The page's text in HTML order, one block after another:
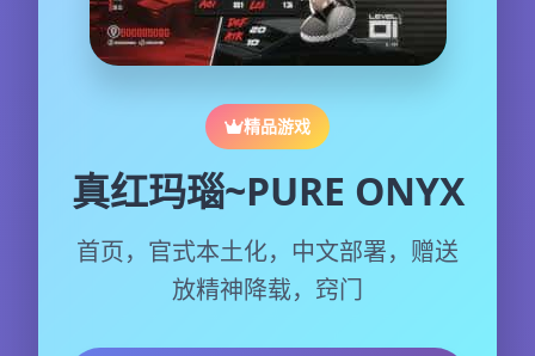
精品游戏
真红玛瑙~PURE ONYX
首页，官式本土化，中文部署，赠送
放精神降载，窍门